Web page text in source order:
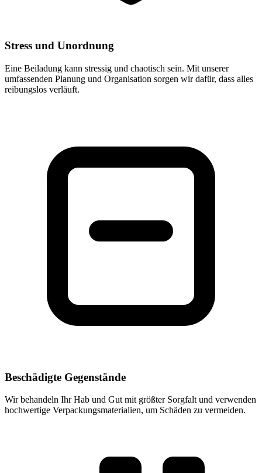
Stress und Unordnung
Eine Beiladung kann stressig und chaotisch sein. Mit unserer
umfassenden Planung und Organisation sorgen wir dafür, dass alles
reibungslos verläuft.
Beschädigte Gegenstände
Wir behandeln Ihr Hab und Gut mit größter Sorgfalt und verwenden
hochwertige Verpackungsmaterialien, um Schäden zu vermeiden.